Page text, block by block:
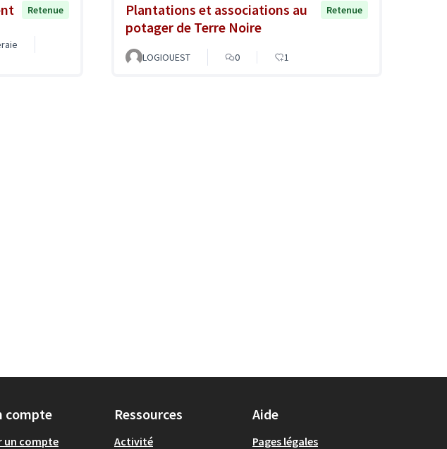
Retenue
Plantations et associations au
potager de Terre Noire
Retenue
LOGIOUEST 0 1
compte
un compte
Ressources
Activité
Aide
Pages légales